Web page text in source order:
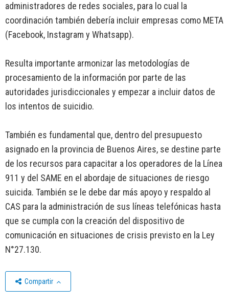
administradores de redes sociales, para lo cual la
coordinación también debería incluir empresas como META
(Facebook, Instagram y Whatsapp).
Resulta importante armonizar las metodologías de
procesamiento de la información por parte de las
autoridades jurisdiccionales y empezar a incluir datos de
los intentos de suicidio.
También es fundamental que, dentro del presupuesto
asignado en la provincia de Buenos Aires, se destine parte
de los recursos para capacitar a los operadores de la Línea
911 y del SAME en el abordaje de situaciones de riesgo
suicida. También se le debe dar más apoyo y respaldo al
CAS para la administración de sus líneas telefónicas hasta
que se cumpla con la creación del dispositivo de
comunicación en situaciones de crisis previsto en la Ley
N°27.130.
Compartir